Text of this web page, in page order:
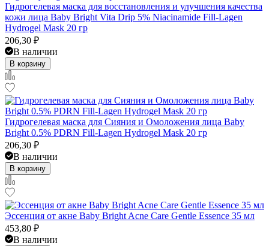
Гидрогелевая маска для восстановления и улучшения качества
кожи лица Baby Bright Vita Drip 5% Niacinamide Fill-Lagen
Hydrogel Mask 20 гр
206,30 ₽
В наличии
В корзину
Гидрогелевая маска для Сияния и Омоложения лица Baby
Bright 0.5% PDRN Fill-Lagen Hydrogel Mask 20 гр
206,30 ₽
В наличии
В корзину
Эссенция от акне Baby Bright Acne Care Gentle Essence 35 мл
453,80 ₽
В наличии